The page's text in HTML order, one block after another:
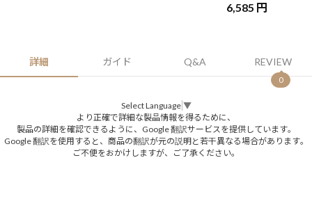
6,585 円
詳細 ガイド Q&A REVIEW
0
Select Language ▼
より正確で詳細な製品情報を得るために、
製品の詳細を確認できるように、Google 翻訳サービスを提供しています。
Google 翻訳を使用すると、商品の翻訳が元の説明と若干異なる場合があります。
ご不便をおかけしますが、ご了承ください。